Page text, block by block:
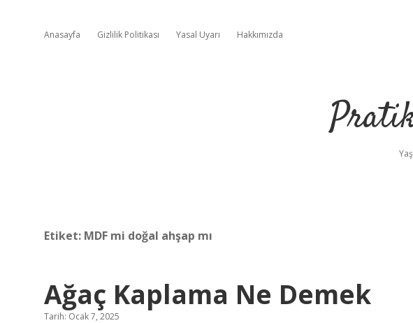
Anasayfa Gizlilik Politikası Yasal Uyarı Hakkımızda
Etiket: MDF mi doğal ahşap mı
Ağaç Kaplama Ne Demek
Tarih: Ocak 7, 2025